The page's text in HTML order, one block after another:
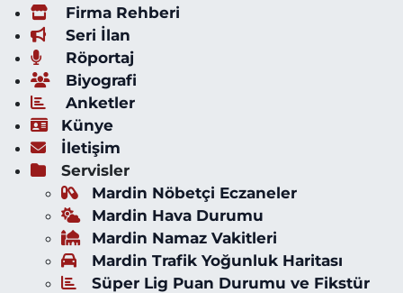
Firma Rehberi
Seri İlan
Röportaj
Biyografi
Anketler
Künye
İletişim
Servisler
Mardin Nöbetçi Eczaneler
Mardin Hava Durumu
Mardin Namaz Vakitleri
Mardin Trafik Yoğunluk Haritası
Süper Lig Puan Durumu ve Fikstür